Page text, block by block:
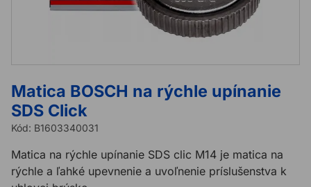
Matica BOSCH na rýchle upínanie
SDS Click
Kód: B1603340031
Matica na rýchle upínanie SDS clic M14 je matica na
rýchle a ľahké upevnenie a uvoľnenie príslušenstva k